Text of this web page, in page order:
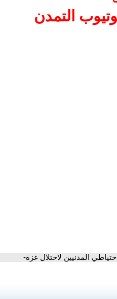
التمدن
المدنيين لاحتلال غزة-